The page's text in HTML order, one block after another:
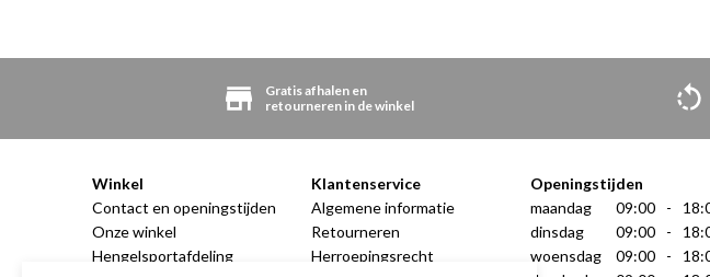
Gratis afhalen en
retourneren in de winkel
Winkel
Contact en openingstijden
Onze winkel
Hengelsportafdeling
Klantenservice
Algemene informatie
Retourneren
Herroepingsrecht
Openingstijden
maandag
09:00 -
dinsdag
09:00 -
woensdag
09:00 -